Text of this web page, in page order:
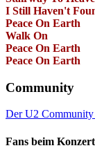
I Still Haven't
Peace On Earth
Walk On
Peace On Earth
Peace On Earth
Community
Der U2 Community
Fans beim Konzert